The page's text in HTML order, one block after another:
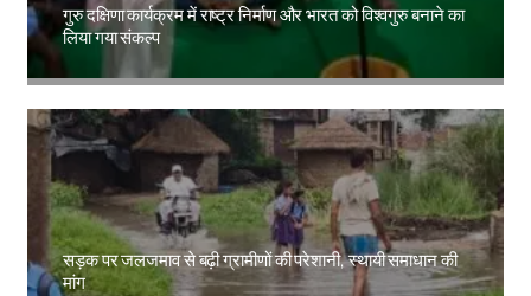
गुरु दक्षिणा कार्यक्रम में राष्ट्र निर्माण और भारत को विश्वगुरु बनाने का
लिया गया संकल्प
सड़क पर जलजमाव से बढ़ी ग्रामीणों की परेशानी, स्थायी समाधान की
मांग